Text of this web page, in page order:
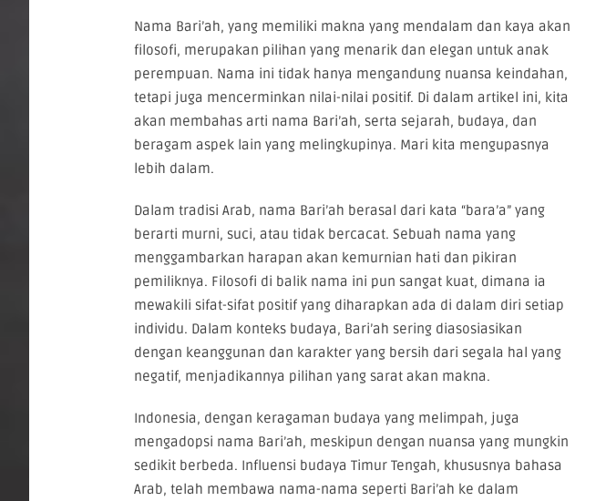
Nama Bari’ah, yang memiliki makna yang mendalam dan kaya akan
filosofi, merupakan pilihan yang menarik dan elegan untuk anak
perempuan. Nama ini tidak hanya mengandung nuansa keindahan,
tetapi juga mencerminkan nilai-nilai positif. Di dalam artikel ini, kita
akan membahas arti nama Bari’ah, serta sejarah, budaya, dan
beragam aspek lain yang melingkupinya. Mari kita mengupasnya
lebih dalam.
Dalam tradisi Arab, nama Bari’ah berasal dari kata “bara’a” yang
berarti murni, suci, atau tidak bercacat. Sebuah nama yang
menggambarkan harapan akan kemurnian hati dan pikiran
pemiliknya. Filosofi di balik nama ini pun sangat kuat, dimana ia
mewakili sifat-sifat positif yang diharapkan ada di dalam diri setiap
individu. Dalam konteks budaya, Bari’ah sering diasosiasikan
dengan keanggunan dan karakter yang bersih dari segala hal yang
negatif, menjadikannya pilihan yang sarat akan makna.
Indonesia, dengan keragaman budaya yang melimpah, juga
mengadopsi nama Bari’ah, meskipun dengan nuansa yang mungkin
sedikit berbeda. Influensi budaya Timur Tengah, khususnya bahasa
Arab, telah membawa nama-nama seperti Bari’ah ke dalam